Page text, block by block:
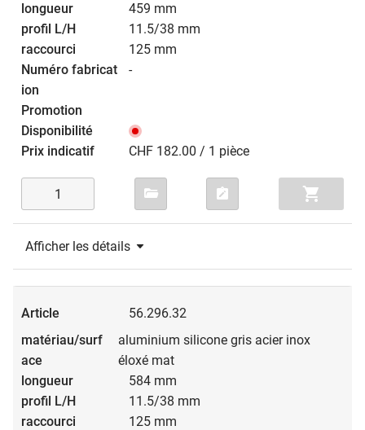
459 mm
11.5/38 mm
125 mm
-
CHF 182.00 / 1 pièce
Afficher les détails
56.296.32
aluminium silicone gris acier inox
éloxé mat
584 mm
11.5/38 mm
125 mm